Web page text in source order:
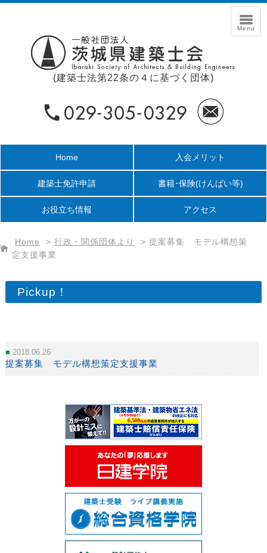
(建築士法第22条の４に基づく団体)
Home 入会メリット
建築士免許申請 書籍･保険(けんばい等)
お役立ち情報 アクセス
Home > 行政・関係団体より > 提案募集 モデル構想策
定支援事業
Pickup！
2018.06.26
提案募集 モデル構想策定支援事業